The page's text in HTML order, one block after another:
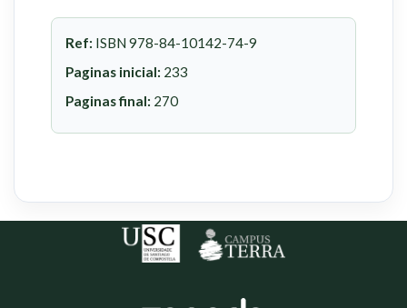
Ref: ISBN 978-84-10142-74-9
Paginas inicial: 233
Paginas final: 270